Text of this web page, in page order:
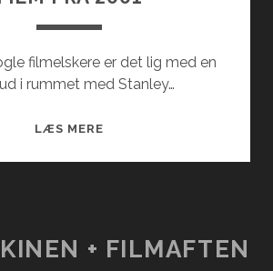
filmelskere er det lig med en
i rummet med Stanley…
LÆS MERE
+ FILMAFTEN